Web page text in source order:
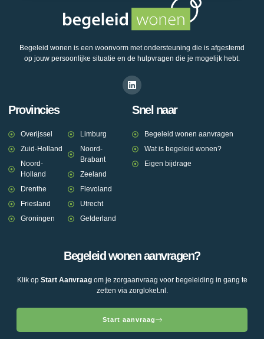
Begeleid wonen is een woonvorm met ondersteuning die is afgestemd
op jouw persoonlijke situatie en de hulpvragen die je mogelijk hebt.
Provincies
Overijssel
Zuid-Holland
Noord-
Holland
Drenthe
Friesland
Groningen
Limburg
Noord-
Brabant
Zeeland
Flevoland
Utrecht
Gelderland
Snel naar
Begeleid wonen aanvragen
Wat is begeleid wonen?
Eigen bijdrage
Begeleid wonen aanvragen?
Klik op Start Aanvraagom je zorgaanvraag voor begeleiding in gang te
zetten via zorgloket.nl.
Start aanvraag